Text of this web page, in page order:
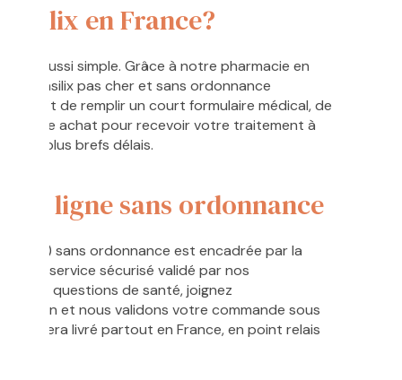
en France?
été aussi simple. Grâce à notre pharmacie en
Lasilix pas cher et sans ordonnance
Il suffit de remplir un court formulaire médical, de
votre achat pour recevoir votre traitement à
les plus brefs délais.
en ligne sans ordonnance
sans ordonnance est encadrée par la
un service sécurisé validé par nos
questions de santé, joignez
et nous validons votre commande sous
sera livré partout en France, en point relais